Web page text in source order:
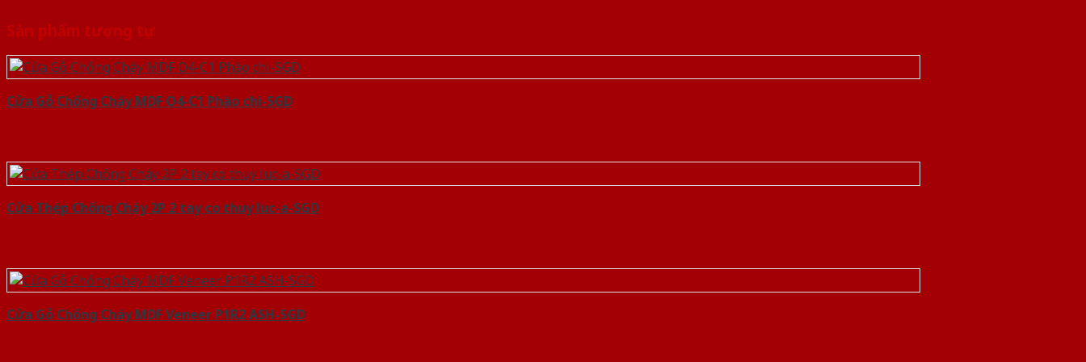
Sản phẩm tương tự
Cửa Gỗ Chống Cháy MDF O4-C1 Phào chi-SGD
Cửa Thép Chống Cháy 2P 2 tay co thuy luc-a-SGD
Cửa Gỗ Chống Cháy MDF Veneer P1R2 ASH-SGD